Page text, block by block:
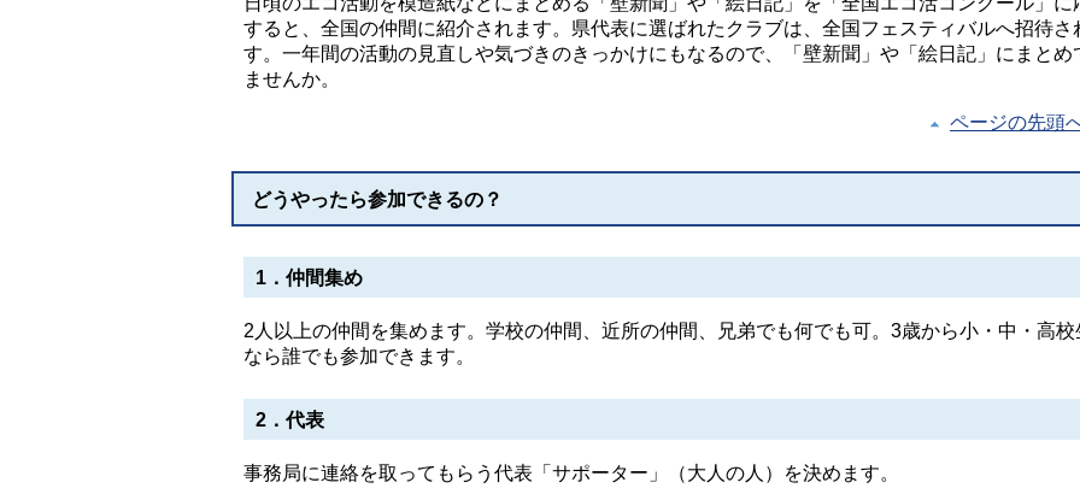
すると、全国の仲間に紹介されます。県代表に選ばれたクラブは、全国フェスティバルへ招待さ
す。一年間の活動の見直しや気づきのきっかけにもなるので、「壁新聞」や「絵日記」にまとめ
ませんか。
ページの先頭
どうやったら参加できるの？
1．仲間集め
2人以上の仲間を集めます。学校の仲間、近所の仲間、兄弟でも何でも可。3歳から小・中・高校
なら誰でも参加できます。
2．代表
事務局に連絡を取ってもらう代表「サポーター」（大人の人）を決めます。